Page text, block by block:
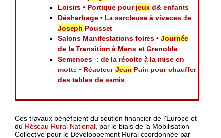
Loisirs • Portique pour jeux d& enfants
Désherbage • La sarcleuse à vivaces de
Joseph Pousset
Salons Manifestations foires •Journée
de la Transition à Mens et Grenoble
Semences : de la récolte à la mise en
motte • RéacteurJean Pain pour chauffer
des tables de semis
Ces travaux bénéficient du soutien financier de l'Europe et
du Réseau Rural National, par le biais de la Mobilisation
Collective pour le Développement Rural coordonnée par